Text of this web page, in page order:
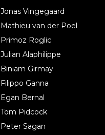
Jonas Vingegaard
Mathieu van der Poel
Primoz Roglic
Julian Alaphilippe
Biniam Girmay
Filippo Ganna
Egan Bernal
Tom Pidcock
Peter Sagan